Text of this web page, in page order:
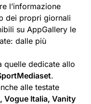
l’informazione
dei propri giornali
su AppGallery le
dalle più
quelle dedicate allo
.
alle testate
Vogue Italia, Vanity